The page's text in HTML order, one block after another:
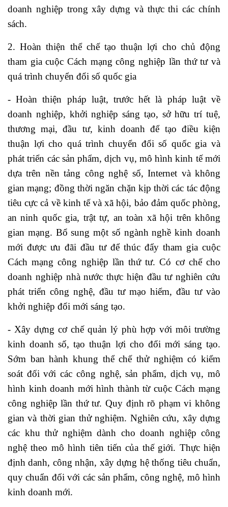
doanh nghiệp trong xây dựng và thực thi các chính
sách.
2. Hoàn thiện thể chế tạo thuận lợi cho chủ động
tham gia cuộc Cách mạng công nghiệp lần thứ tư và
quá trình chuyển đổi số quốc gia
- Hoàn thiện pháp luật, trước hết là pháp luật về
doanh nghiệp, khởi nghiệp sáng tạo, sở hữu trí tuệ,
thương mại, đầu tư, kinh doanh để tạo điều kiện
thuận lợi cho quá trình chuyển đổi số quốc gia và
phát triển các sản phẩm, dịch vụ, mô hình kinh tế mới
dựa trên nền tảng công nghệ số, Internet và không
gian mạng; đồng thời ngăn chặn kịp thời các tác động
tiêu cực cả về kinh tế và xã hội, bảo đảm quốc phòng,
an ninh quốc gia, trật tự, an toàn xã hội trên không
gian mạng. Bổ sung một số ngành nghề kinh doanh
mới được ưu đãi đầu tư để thúc đẩy tham gia cuộc
Cách mạng công nghiệp lần thứ tư. Có cơ chế cho
doanh nghiệp nhà nước thực hiện đầu tư nghiên cứu
phát triển công nghệ, đầu tư mạo hiểm, đầu tư vào
khởi nghiệp đổi mới sáng tạo.
- Xây dựng cơ chế quản lý phù hợp với môi trường
kinh doanh số, tạo thuận lợi cho đổi mới sáng tạo.
Sớm ban hành khung thể chế thử nghiệm có kiểm
soát đối với các công nghệ, sản phẩm, dịch vụ, mô
hình kinh doanh mới hình thành từ cuộc Cách mạng
công nghiệp lần thứ tư. Quy định rõ phạm vi không
gian và thời gian thử nghiệm. Nghiên cứu, xây dựng
các khu thử nghiệm dành cho doanh nghiệp công
nghệ theo mô hình tiên tiến của thế giới. Thực hiện
định danh, công nhận, xây dựng hệ thống tiêu chuẩn,
quy chuẩn đối với các sản phẩm, công nghệ, mô hình
kinh doanh mới.